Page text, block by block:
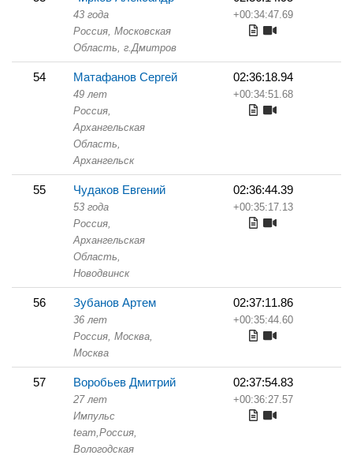
43 года
Россия, Московская
Область, г.Дмитров
+00:34:47.69
54 Матафанов Сергей
49 лет
Россия,
Архангельская
Область,
Архангельск
02:36:18.94
+00:34:51.68
55 Чудаков Евгений
53 года
Россия,
Архангельская
Область,
Новодвинск
02:36:44.39
+00:35:17.13
56 Зубанов Артем
36 лет
Россия, Москва,
Москва
02:37:11.86
+00:35:44.60
57 Воробьев Дмитрий
27 лет
Импульс
team,Россия,
Вологодская
02:37:54.83
+00:36:27.57